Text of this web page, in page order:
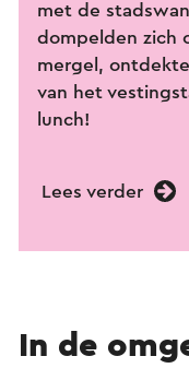
met de
dompelden zich
mergel,
van het
lunch!
Lees verder
In de